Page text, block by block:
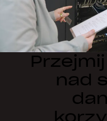
nad